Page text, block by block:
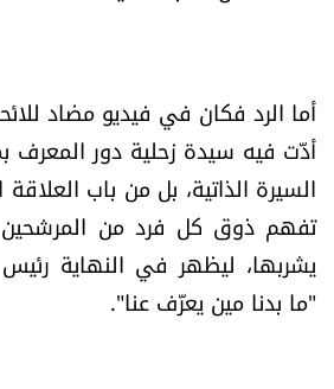
أما الرد فكان في فيديو مضاد
أدّت فيه سيدة زحلية دور المعرف
السيرة الذاتية، بل من باب
تفهم ذوق كل فرد من
يشربها، ليظهر في النهاية
"ما بدنا مين يعرّف عنا".